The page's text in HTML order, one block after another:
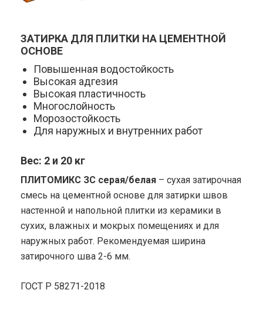
ЗАТИРКА ДЛЯ ПЛИТКИ НА ЦЕМЕНТНОЙ
ОСНОВЕ
Повышенная водостойкость
Высокая адгезия
Высокая пластичность
Многослойность
Морозостойкость
Для наружных и внутренних работ
Вес: 2 и 20 кг
ПЛИТОМИКС ЗС серая/белая – сухая затирочная
смесь на цементной основе для затирки швов
настенной и напольной плитки из керамики в
сухих, влажных и мокрых помещениях и для
наружных работ. Рекомендуемая ширина
затирочного шва 2-6 мм.
ГОСТ Р 58271-2018